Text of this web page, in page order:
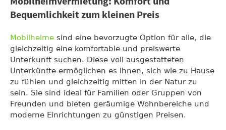
Bequemlichkeit zum kleinen Preis
Mobilheime sind eine bevorzugte Option für alle, die
gleichzeitig eine komfortable und preiswerte
Unterkunft suchen. Diese voll ausgestatteten
Unterkünfte ermöglichen es Ihnen, sich wie zu Hause
zu fühlen und gleichzeitig mitten in der Natur zu
sein. Sie sind ideal für Familien oder Gruppen von
Freunden und bieten geräumige Wohnbereiche und
moderne Einrichtungen zu günstigen Preisen.